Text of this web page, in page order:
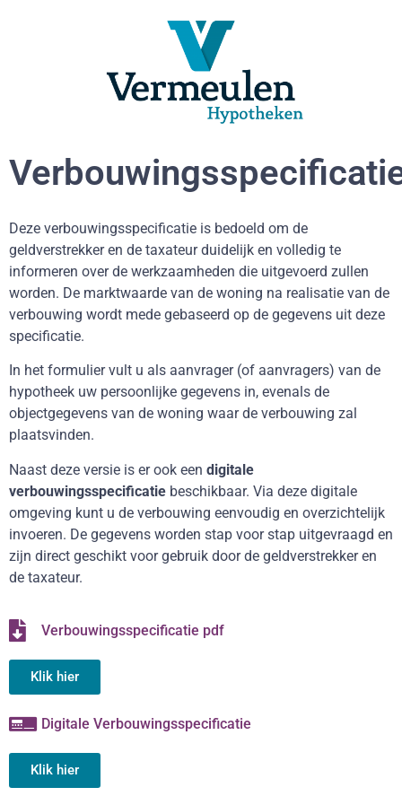
Deze verbouwingsspecificatie is bedoeld om de
geldverstrekker en de taxateur duidelijk en volledig te
informeren over de werkzaamheden die uitgevoerd zullen
worden. De marktwaarde van de woning na realisatie van de
verbouwing wordt mede gebaseerd op de gegevens uit deze
specificatie.
In het formulier vult u als aanvrager (of aanvragers) van de
hypotheek uw persoonlijke gegevens in, evenals de
objectgegevens van de woning waar de verbouwing zal
plaatsvinden.
Naast deze versie is er ook een digitale
verbouwingsspecificatie beschikbaar. Via deze digitale
omgeving kunt u de verbouwing eenvoudig en overzichtelijk
invoeren. De gegevens worden stap voor stap uitgevraagd en
zijn direct geschikt voor gebruik door de geldverstrekker en
de taxateur.
Verbouwingsspecificatie pdf
Klik hier
Digitale Verbouwingsspecificatie
Klik hier